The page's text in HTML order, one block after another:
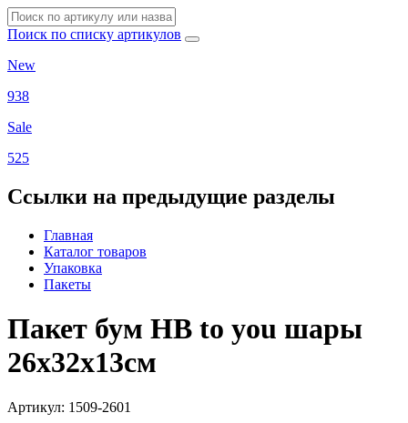
Поиск по списку артикулов
New
938
Sale
525
Ссылки на предыдущие разделы
Главная
Каталог товаров
Упаковка
Пакеты
Пакет бум HB to you шары
26х32х13см
Артикул: 1509-2601